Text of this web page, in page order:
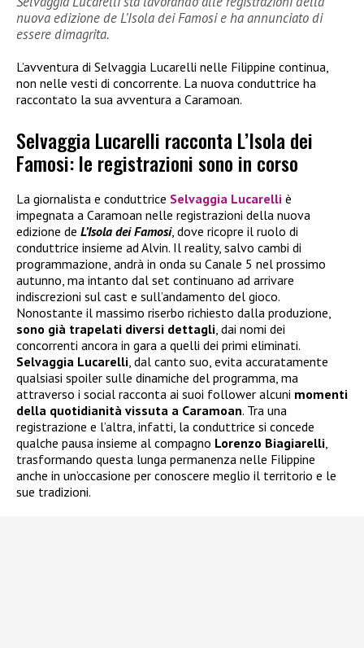
nuova edizione de L’Isola dei Famosi e ha annunciato di
essere dimagrita.
L’avventura di Selvaggia Lucarelli nelle Filippine continua,
non nelle vesti di concorrente. La nuova conduttrice ha
raccontato la sua avventura a Caramoan.
Selvaggia Lucarelli racconta L’Isola dei
Famosi: le registrazioni sono in corso
La giornalista e conduttrice Selvaggia Lucarelli è
impegnata a Caramoan nelle registrazioni della nuova
edizione de L’Isola dei Famosi, dove ricopre il ruolo di
conduttrice insieme ad Alvin. Il reality, salvo cambi di
programmazione, andrà in onda su Canale 5 nel prossimo
autunno, ma intanto dal set continuano ad arrivare
indiscrezioni sul cast e sull’andamento del gioco.
Nonostante il massimo riserbo richiesto dalla produzione,
sono già trapelati diversi dettagli, dai nomi dei
concorrenti ancora in gara a quelli dei primi eliminati.
Selvaggia Lucarelli, dal canto suo, evita accuratamente
qualsiasi spoiler sulle dinamiche del programma, ma
attraverso i social racconta ai suoi follower alcuni momenti
della quotidianità vissuta a Caramoan. Tra una
registrazione e l’altra, infatti, la conduttrice si concede
qualche pausa insieme al compagno Lorenzo Biagiarelli,
trasformando questa lunga permanenza nelle Filippine
anche in un’occasione per conoscere meglio il territorio e le
sue tradizioni.